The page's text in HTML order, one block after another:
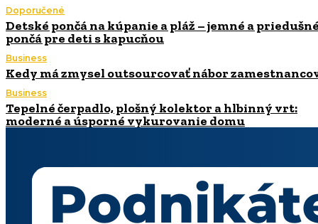
Doporučené
Detské pončá na kúpanie a pláž – jemné a
pončá pre deti s kapucňou
Business
Kedy má zmysel outsourcovať nábor
Business
Tepelné čerpadlo, plošný kolektor a hlbinný vrt:
moderné a úsporné vykurovanie domu